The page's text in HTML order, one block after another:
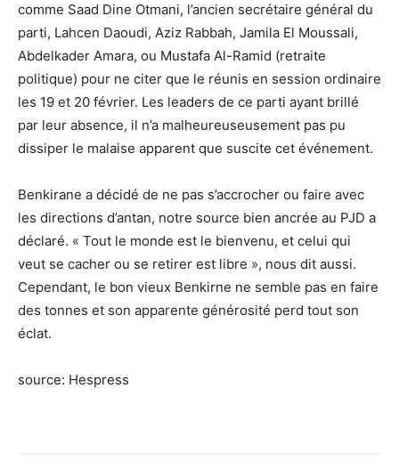
comme Saad Dine Otmani, l’ancien secrétaire général du
parti, Lahcen Daoudi, Aziz Rabbah, Jamila El Moussali,
Abdelkader Amara, ou Mustafa Al-Ramid (retraite
politique) pour ne citer que le réunis en session ordinaire
les 19 et 20 février. Les leaders de ce parti ayant brillé
par leur absence, il n’a malheureuseusement pas pu
dissiper le malaise apparent que suscite cet événement.
Benkirane a décidé de ne pas s’accrocher ou faire avec
les directions d’antan, notre source bien ancrée au PJD a
déclaré. « Tout le monde est le bienvenu, et celui qui
veut se cacher ou se retirer est libre », nous dit aussi.
Cependant, le bon vieux Benkirne ne semble pas en faire
des tonnes et son apparente générosité perd tout son
éclat.
source: Hespress